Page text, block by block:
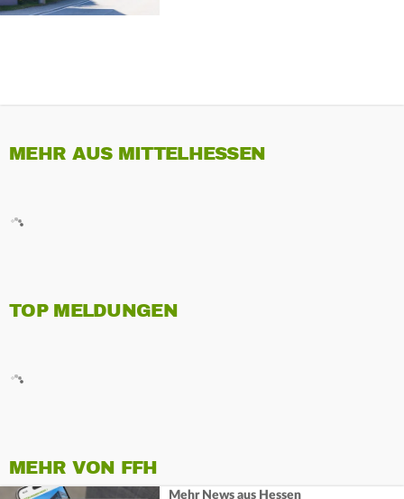
MEHR AUS MITTELHESSEN
TOP MELDUNGEN
MEHR VON FFH
Mehr News aus Hessen